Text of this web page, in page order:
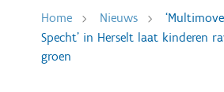
Home Nieuws
Specht’ in Herselt laat kinderen
groen